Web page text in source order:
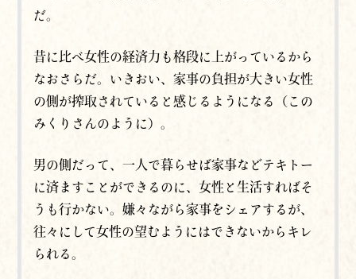
だ。
昔に比べ女性の経済力も格段に上がっているから
なおさらだ。いきおい、家事の負担が大きい女性
の側が搾取されていると感じるようになる（この
みくりさんのように）。
男の側だって、一人で暮らせば家事などテキトー
に済ますことができるのに、女性と生活すればそ
うも行かない。嫌々ながら家事をシェアするが、
往々にして女性の望むようにはできないからキレ
られる。